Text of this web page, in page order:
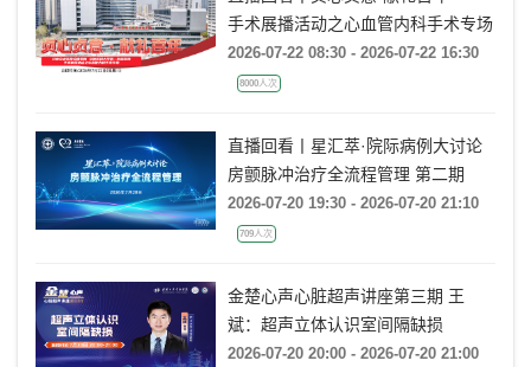
直播回看丨贞心贞意·献礼百年——
手术展播活动之心血管内科手术专场
2026-07-22 08:30 - 2026-07-22 16:30
直播回看丨星汇萃·院际病例大讨论
房颤脉冲治疗全流程管理 第二期
2026-07-20 19:30 - 2026-07-20 21:10
金楚心声心脏超声讲座第三期 王
斌：超声立体认识室间隔缺损